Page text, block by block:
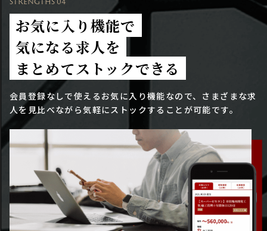
お気に入り機能で
気になる求人を
まとめてストックできる
会員登録なしで使えるお気に入り機能なので、さまざまな求
人を見比べながら気軽にストックすることが可能です。